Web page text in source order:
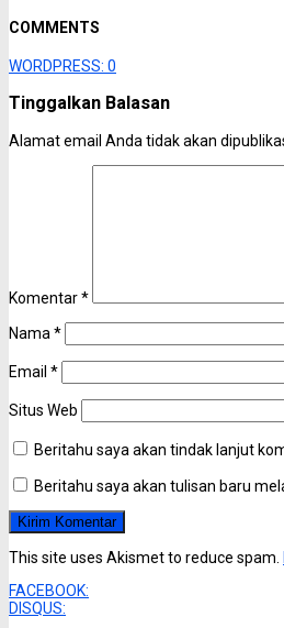
COMMENTS
WORDPRESS: 0
Tinggalkan Balasan
Alamat email Anda tidak akan
Komentar*
Nama *
Email *
Situs Web
Beritahu saya akan tindak lanjut
Beritahu saya akan tulisan baru
This site uses Akismet to reduce spam.
FACEBOOK:
DISQUS: